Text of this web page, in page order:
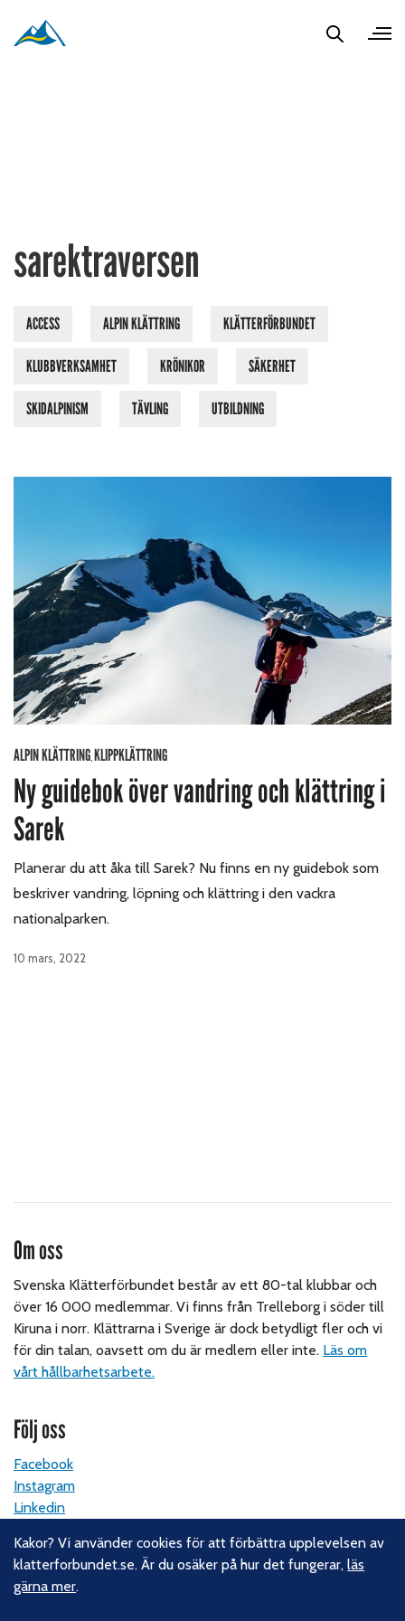
sarektraversen
ACCESS ALPIN KLÄTTRING KLÄTTERFÖRBUNDET
KLUBBVERKSAMHET KRÖNIKOR SÄKERHET
SKIDALPINISM TÄVLING UTBILDNING
ALPIN KLÄTTRING,KLIPPKLÄTTRING
Ny guidebok över vandring och klättring i
Sarek
Planerar du att åka till Sarek? Nu finns en ny guidebok som
beskriver vandring, löpning och klättring i den vackra
nationalparken.
10 mars, 2022
Om oss
Svenska Klätterförbundet består av ett 80-tal klubbar och
över 16 000 medlemmar. Vi finns från Trelleborg i söder till
Kiruna i norr. Klättrarna i Sverige är dock betydligt fler och vi
för din talan, oavsett om du är medlem eller inte. Läs om
vårt hållbarhetsarbete.
Följ oss
Facebook
Instagram
Linkedin
Kontakt
Kakor? Vi använder cookies för att förbättra upplevelsen av
klatterforbundet.se. Är du osäker på hur det fungerar,läs
gärna mer.